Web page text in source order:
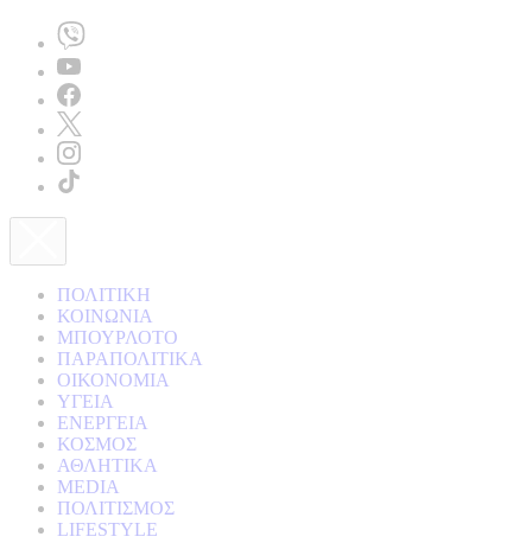
ΠΟΛΙΤΙΚΗ
ΚΟΙΝΩΝΙΑ
ΜΠΟΥΡΛΟΤΟ
ΠΑΡΑΠΟΛΙΤΙΚΑ
ΟΙΚΟΝΟΜΙΑ
ΥΓΕΙΑ
ΕΝΕΡΓΕΙΑ
ΚΟΣΜΟΣ
ΑΘΛΗΤΙΚΑ
MEDIA
ΠΟΛΙΤΙΣΜΟΣ
LIFESTYLE